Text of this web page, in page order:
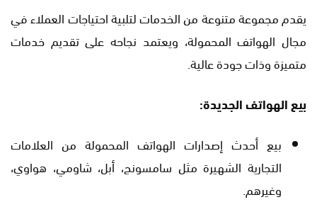
يقدم مجموعة متنوعة من الخدمات لتلبية احتياجات العملاء في
مجال الهواتف المحمولة، ويعتمد نجاحه على تقديم خدمات
متميزة وذات جودة عالية.
بيع الهواتف الجديدة:
بيع أحدث إصدارات الهواتف المحمولة من العلامات
التجارية الشهيرة مثل سامسونج، أبل، شاومي، هواوي،
وغيرهم.